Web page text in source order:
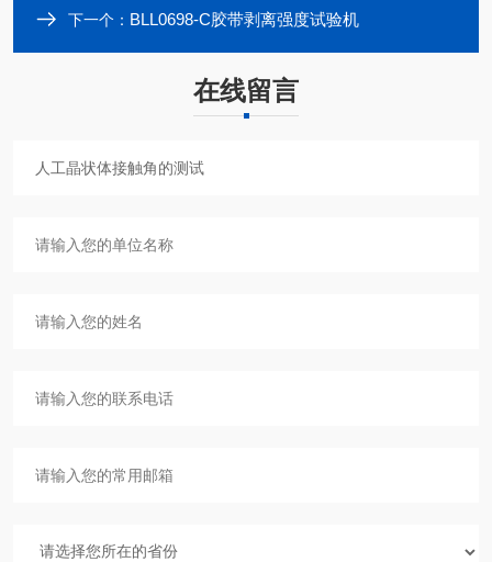
下一个： BLL0698-C胶带剥离强度试验机
在线留言